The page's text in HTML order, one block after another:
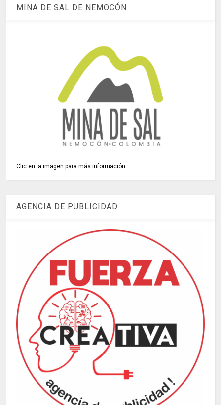
MINA DE SAL DE NEMOCÓN
Clic en la imagen para más información
AGENCIA DE PUBLICIDAD